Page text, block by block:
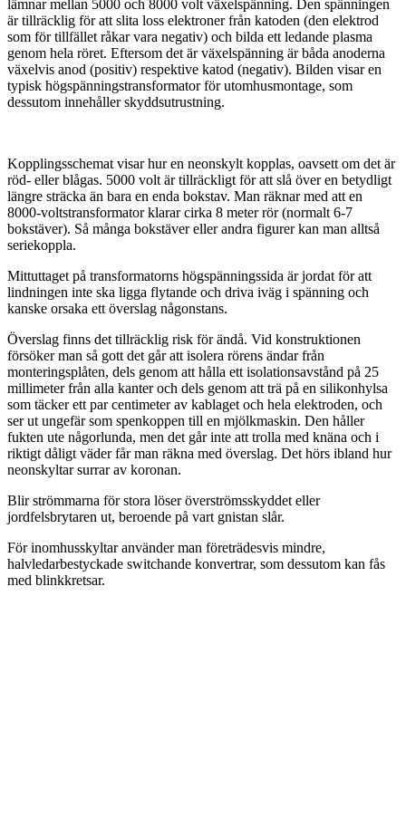
lämnar mellan 5000 och 8000 volt växelspänning. Den spänningen
är tillräcklig för att slita loss elektroner från katoden (den elektrod
som för tillfället råkar vara negativ) och bilda ett ledande plasma
genom hela röret. Eftersom det är växelspänning är båda anoderna
växelvis anod (positiv) respektive katod (negativ). Bilden visar en
typisk högspänningstransformator för utomhusmontage, som
dessutom innehåller skyddsutrustning.
Kopplingsschemat visar hur en neonskylt kopplas, oavsett om det är
röd- eller blågas. 5000 volt är tillräckligt för att slå över en betydligt
längre sträcka än bara en enda bokstav. Man räknar med att en
8000-voltstransformator klarar cirka 8 meter rör (normalt 6-7
bokstäver). Så många bokstäver eller andra figurer kan man alltså
seriekoppla.
Mittuttaget på transformatorns högspänningssida är jordat för att
lindningen inte ska ligga flytande och driva iväg i spänning och
kanske orsaka ett överslag någonstans.
Överslag finns det tillräcklig risk för ändå. Vid konstruktionen
försöker man så gott det går att isolera rörens ändar från
monteringsplåten, dels genom att hålla ett isolationsavstånd på 25
millimeter från alla kanter och dels genom att trä på en silikonhylsa
som täcker ett par centimeter av kablaget och hela elektroden, och
ser ut ungefär som spenkoppen till en mjölkmaskin. Den håller
fukten ute någorlunda, men det går inte att trolla med knäna och i
riktigt dåligt väder får man räkna med överslag. Det hörs ibland hur
neonskyltar surrar av koronan.
Blir strömmarna för stora löser överströmsskyddet eller
jordfelsbrytaren ut, beroende på vart gnistan slår.
För inomhusskyltar använder man företrädesvis mindre,
halvledarbestyckade switchande konvertrar, som dessutom kan fås
med blinkkretsar.